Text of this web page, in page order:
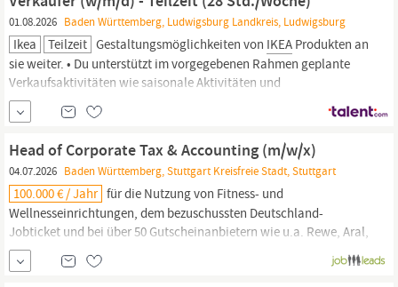
Kommissionierung. •
01.08.2026 Baden Württemberg, Ludwigsburg Landkreis, Ludwigsburg
Ikea Teilzeit Gestaltungsmöglichkeiten von IKEA Produkten an
sie weiter. • Du unterstützt im vorgegebenen Rahmen geplante
Verkaufsaktivitäten wie saisonale Aktivitäten und
Sortimentswechsel. • Alle im Einrichtungshaus verfügbaren
Serviceleistungen sind dir vertraut. Bewirb dich jetzt Bewirb dich
Bewerbungsunterlagen.
Head of Corporate Tax & Accounting (m/w/x)
04.07.2026 Baden Württemberg, Stuttgart Kreisfreie Stadt, Stuttgart
100.000 € / Jahr für die Nutzung von Fitness- und
Wellnesseinrichtungen, dem bezuschussten Deutschland-
Jobticket und bei über 50 Gutscheinanbietern wie u.a. Rewe, Aral,
Ikea oder Thalia. Außerdem kannst du dir über das Portal ein
Fahrrad zu attraktiven Preisen leasen Wir leben unsere Werte und